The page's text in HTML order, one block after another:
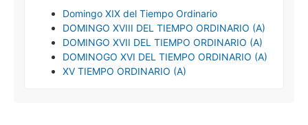
Domingo XIX del Tiempo Ordinario
DOMINGO XVIII DEL TIEMPO ORDINARIO (A)
DOMINGO XVII DEL TIEMPO ORDINARIO (A)
DOMINOGO XVI DEL TIEMPO ORDINARIO (A)
XV TIEMPO ORDINARIO (A)